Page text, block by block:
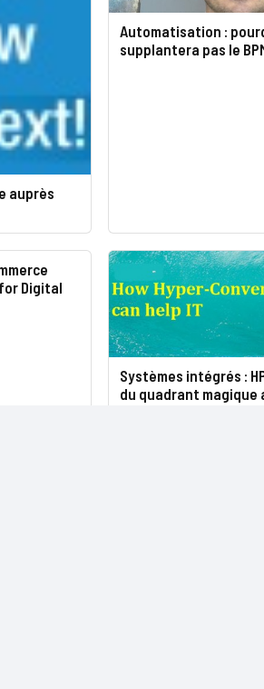
auprès
Automatisation :
supplantera pas le
Digital
Systèmes intégrés :
du quadrant magique